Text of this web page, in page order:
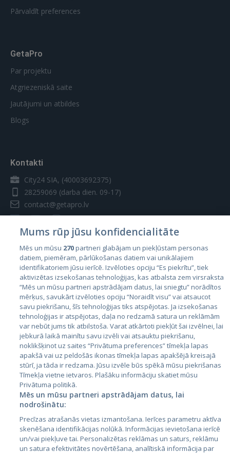
Pārvaldīt preferences
GetaPro
Par projektu
Atgriezeniskā saite
Jautājumi un atbildes
Blogs
Kontakti
City24 SIA, (40003692375)
28259069 (darba dien. 09-17)
contact@getapro.lv
Valstis
Igaunija
Latvija
Lietuva
City24.lv
City24.ee
GetaPro.lv
GetaPro.ee
Kainos.lt
Paslaugos.lt
auto24.ee
Mums rūp jūsu konfidencialitāte
Mēs un mūsu 270partneri glabājam un piekļūstam personas
datiem, piemēram, pārlūkošanas datiem vai unikālajiem
identifikatoriem jūsu ierīcē. Izvēloties opciju “Es piekrītu”, tiek
aktivizētas izsekošanas tehnoloģijas, kas atbalsta zem virsraksta
“Mēs un mūsu partneri apstrādājam datus, lai sniegtu” norādītos
mērķus, savukārt izvēloties opciju “Noraidīt visu” vai atsaucot
savu piekrišanu, šīs tehnoloģijas tiks atspējotas. Ja izsekošanas
tehnoloģijas ir atspējotas, daļa no redzamā satura un reklāmām
var nebūt jums tik atbilstoša. Varat atkārtoti piekļūt šai izvēlnei, lai
jebkurā laikā mainītu savu izvēli vai atsauktu piekrišanu,
noklikšķinot uz saites “Privātuma preferences” tīmekļa lapas
apakšā vai uz peldošās ikonas tīmekļa lapas apakšējā kreisajā
stūrī, ja tāda ir redzama. Jūsu izvēle būs spēkā mūsu piekrišanas
Tīmekļa vietne ietvaros. Plašāku informāciju skatiet mūsu
Privātuma politikā.
Mēs un mūsu partneri apstrādājam datus, lai
nodrošinātu:
Precīzas atrašanās vietas izmantošana. Ierīces parametru aktīva
skenēšana identifikācijas nolūkā. Informācijas ievietošana ierīcē
un/vai piekļuve tai. Personalizētas reklāmas un saturs, reklāmu
un satura efektivitātes novērtēšana, analītiskā informācija par